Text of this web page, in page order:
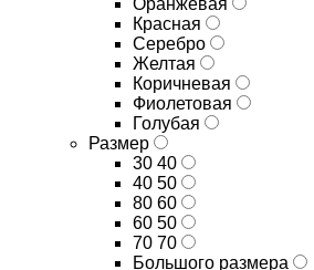
Оранжевая
Красная
Серебро
Желтая
Коричневая
Фиолетовая
Голубая
Размер
30 40
40 50
80 60
60 50
70 70
Большого размера